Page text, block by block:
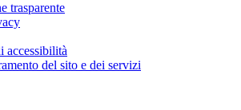
trasparente
accessibilità
del sito e dei servizi